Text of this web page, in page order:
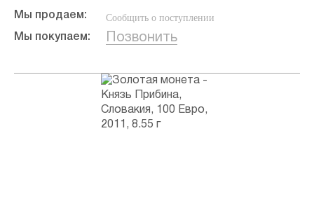
Мы продаем: Сообщить о поступлении
Мы покупаем: Позвонить